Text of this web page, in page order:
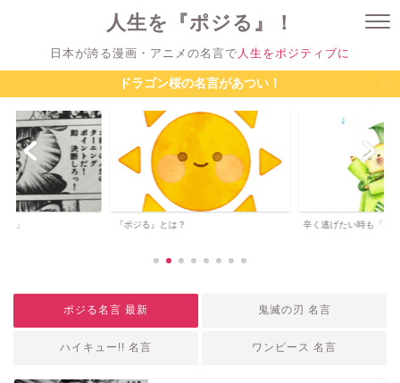
人生を『ポジる』！
日本が誇る漫画・アニメの名言で 人生をポジティブに
ドラゴン桜の名言があつい！
る」 『ポジる』とは？ 辛く逃げたい時も「ポ
ポジる名言 最新 鬼滅の刃 名言
ハイキュー!! 名言 ワンピース 名言